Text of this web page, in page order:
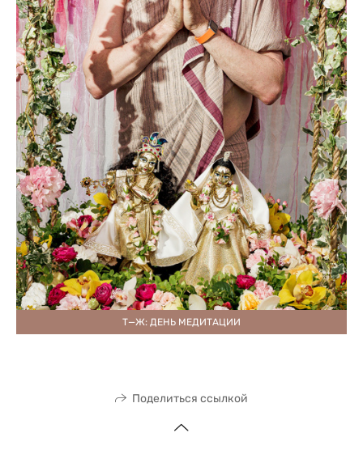
Т—Ж: ДЕНЬ МЕДИТАЦИИ
Поделиться ссылкой